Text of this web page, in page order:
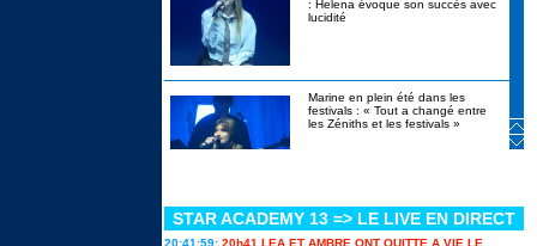
: Helena évoque son succès avec
lucidité
Marine en plein été dans les
festivals : « Tout a changé entre
les Zéniths et les festivals »
Canicule, alcool interdit, stylos
bannis : les révélations de
Christophe Beaugrand sur Secret
STAR ACADEMY 13 => LE LIVE EN DIRECT
20:41:59: 20h41 LEA ET AMBRE ONT QUITTE A VIE LE